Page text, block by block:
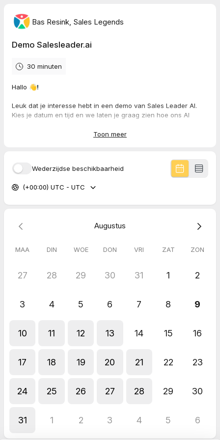
Bas Resink, Sales Legends
Demo Salesleader.ai
30 minuten
Hallo 👋!
Leuk dat je interesse hebt in een demo van Sales Leader AI.
Kies je datum en tijd en we laten je graag zien hoe ons AI
Toon meer
Wederzijdse beschikbaarheid
(+00:00) UTC - UTC
Augustus
MAA DIN WOE DON VRI ZAT ZON
27 28 29 30 31 1 2
3 4 5 6 7 8 9
10 11 12 13 14 15 16
17 18 19 20 21 22 23
24 25 26 27 28 29 30
31 1 2 3 4 5 6